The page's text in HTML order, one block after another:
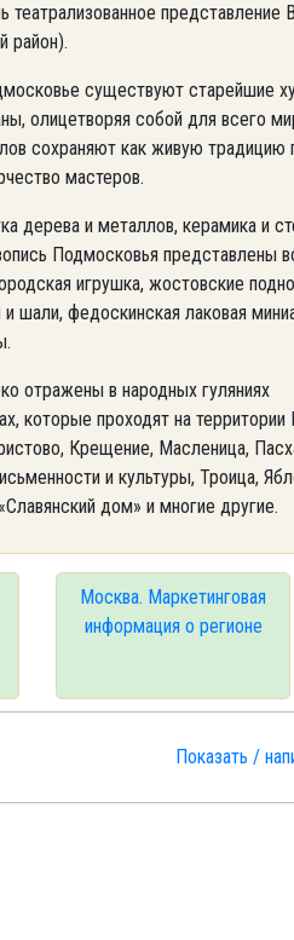
театрализованное
район).
существуют старейшие
олицетворяя собой для всего
сохраняют как живую традицию
мастеров.
дерева и металлов, керамика и
Подмосковья представлены
игрушка, жостовские
шали, федоскинская лаковая
отражены в народных гуляниях
которые проходят на
Крещение, Масленица,
и культуры, Троица,
дом» и многие другие.
Москва. Маркетинговая
информация о регионе
Показать /